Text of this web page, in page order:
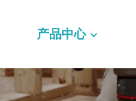
产品中心